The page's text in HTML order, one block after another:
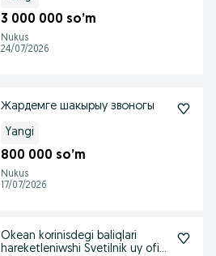
3 000 000 so’m
Nukus
24/07/2026
Жардемге шакырыу звоногы
Yangi
800 000 so’m
Nukus
17/07/2026
Okean korinisdegi baliqlari
hareketleniwshi Svetilnik uy ofis